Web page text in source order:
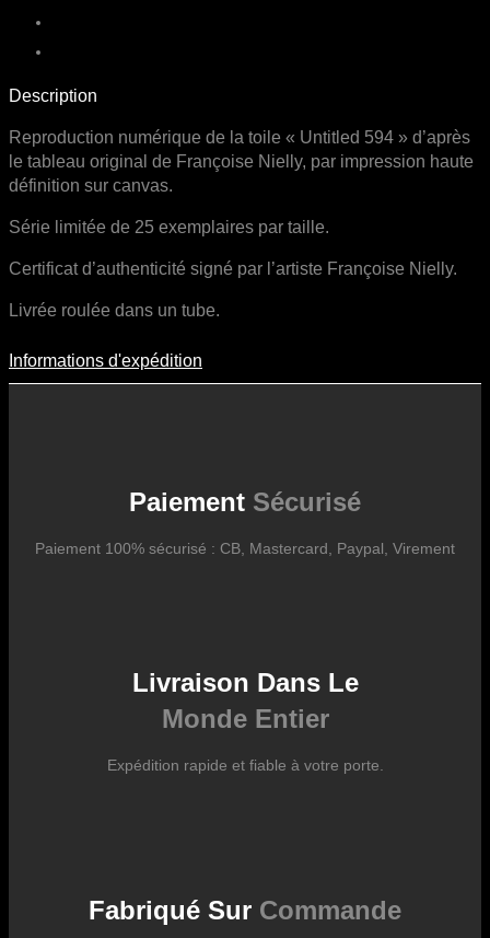
Description
Reproduction numérique de la toile « Untitled 594 » d’après
le tableau original de Françoise Nielly, par impression haute
définition sur canvas.
Série limitée de 25 exemplaires par taille.
Certificat d’authenticité signé par l’artiste Françoise Nielly.
Livrée roulée dans un tube.
Informations D'expédition
des fluctuations tarifaires des transporteurs internationaux.
Informations d'expédition
Paiement Sécurisé
Paiement 100% sécurisé : CB, Mastercard, Paypal, Virement
Livraison Dans Le
Monde Entier
Expédition rapide et fiable à votre porte.
Fabriqué Sur Commande